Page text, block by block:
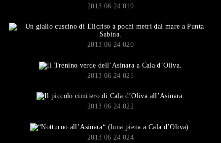
2013 06 24 019
2013 06 24 020
2013 06 24 021
2013 06 24 022
2013 06 24 024